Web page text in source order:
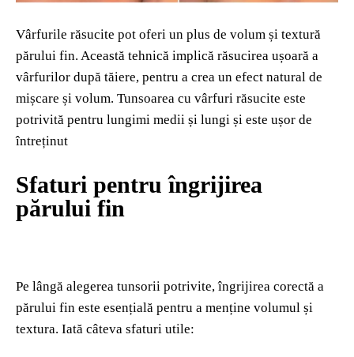
Vârfurile răsucite pot oferi un plus de volum și textură
părului fin. Această tehnică implică răsucirea ușoară a
vârfurilor după tăiere, pentru a crea un efect natural de
mișcare și volum. Tunsoarea cu vârfuri răsucite este
potrivită pentru lungimi medii și lungi și este ușor de
întreținut
Sfaturi pentru îngrijirea
părului fin
Pe lângă alegerea tunsorii potrivite, îngrijirea corectă a
părului fin este esențială pentru a menține volumul și
textura. Iată câteva sfaturi utile: